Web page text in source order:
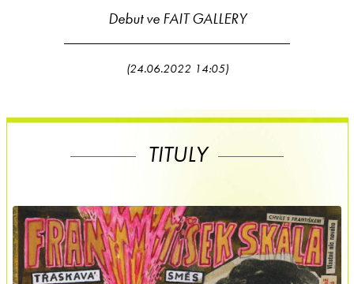
Debut ve FAIT GALLERY
(24.06.2022 14:05)
TITULY